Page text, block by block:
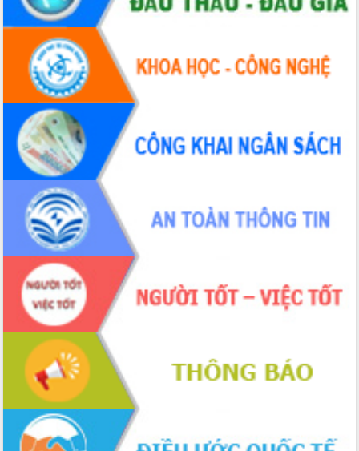
Trình diễn nghệ thuật chế biến các
món ăn từ sầu riêng
Đắk Lắk công bố Quy hoạch và xúc
tiến đầu tư tỉnh
Ngành cá ngừ Đắk Lắk chủ động thích
ứng để giữ vững thị trường xuất khẩu
Diễn đàn Kinh tế tư nhân Việt Nam đột
phá cơ chế - Hợp tác công tư
Đề án 06 tạo bước ngoặt đột phá trong
cải cách hành chính tỉnh Đắk Lắk
Kết nối tour, đẩy mạnh chuyển đổi số
để phát triển du lịch Đắk Lắk
Khởi động Dự án Đầu tư xây dựng hạ
tầng kỹ thuật Cụm công nghiệp Tân
Tiến
Gặp mặt các cơ quan báo chí nhân Kỷ
niệm 101 năm Ngày Báo chí Cách
mạng Việt Nam
Đắk Lắk sơ kết 4 năm triển khai thực
hiện Đề án 06 của Chính phủ
Họp báo thông tin về Hội nghị Công bố
Quy hoạch và Xúc tiến đầu tư tỉnh Đắk
Khơi thông điểm nghẽn, đẩy nhanh
giải ngân vốn khắc phục thiên tai